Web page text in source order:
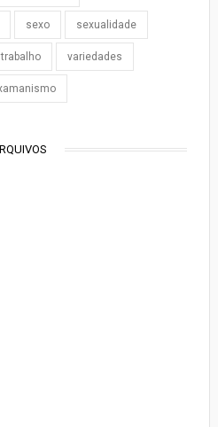
sexo sexualidade
trabalho variedades